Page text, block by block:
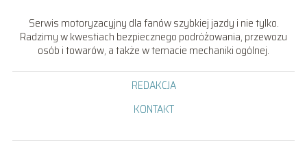
Serwis motoryzacyjny dla fanów szybkiej jazdy i nie tylko.
Radzimy w kwestiach bezpiecznego podróżowania, przewozu
osób i towarów, a także w temacie mechaniki ogólnej.
REDAKCJA
KONTAKT